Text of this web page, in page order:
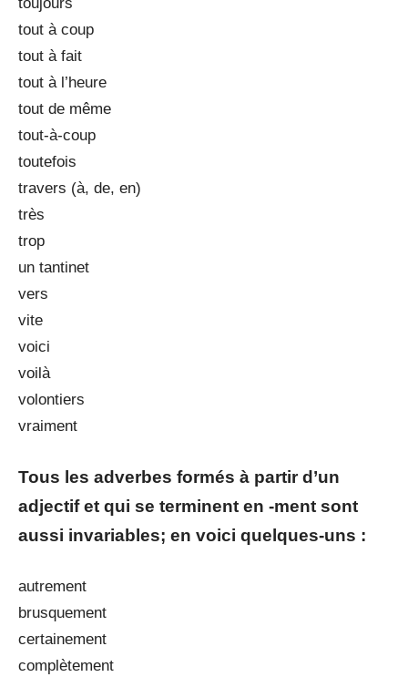
tout à coup
tout à fait
tout à l’heure
tout de même
tout-à-coup
toutefois
travers (à, de, en)
très
trop
un tantinet
vers
vite
voici
voilà
volontiers
vraiment
Tous les adverbes formés à partir d’un
adjectif et qui se terminent en -ment sont
aussi invariables; en voici quelques-uns :
autrement
brusquement
certainement
complètement